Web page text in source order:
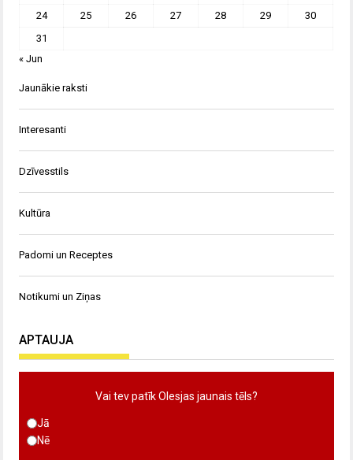
24
25 26 27 28 29
30
31
« Jun
Jaunākie raksti
Interesanti
Dzīvesstils
Kultūra
Padomi un Receptes
Notikumi un Ziņas
APTAUJA
Vai tev patīk Olesjas jaunais tēls?
Jā
Nē